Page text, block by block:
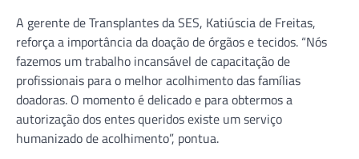
A gerente de Transplantes da SES, Katiúscia de Freitas,
reforça a importância da doação de órgãos e tecidos. “Nós
fazemos um trabalho incansável de capacitação de
profissionais para o melhor acolhimento das famílias
doadoras. O momento é delicado e para obtermos a
autorização dos entes queridos existe um serviço
humanizado de acolhimento”, pontua.